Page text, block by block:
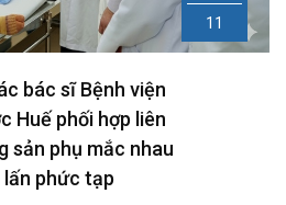
11
bác sĩ Bệnh viện
Huế phối hợp liên
sản phụ mắc nhau
phức tạp